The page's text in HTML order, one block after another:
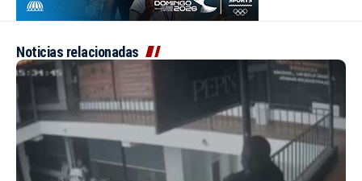
Noticias relacionadas